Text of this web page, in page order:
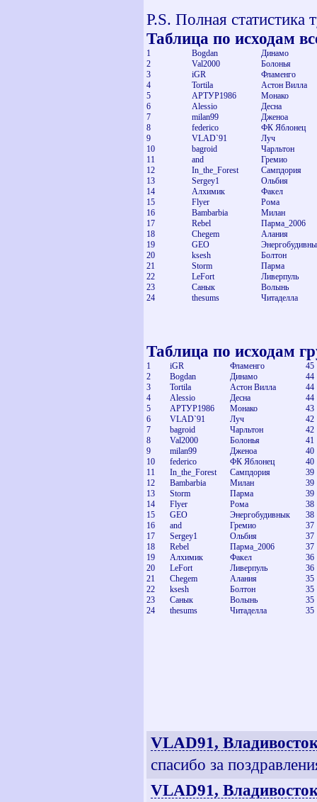
P.S. Полная статистика
Таблица по исходам
1 Bogdan
Динамо
2
Val2000
Болонья
3
iGR
Фламенго
4
Tortila
Астон Вилла
5
АРТУР1986
Монако
6
Alessio
Десна
7
milan99
Дженоа
8
federico
ФК Яблонец
9
VLAD`91
Луч
10
bagroid
Чарльтон
11
and
Гремио
12
In_the_Forest
Сампдория
13
Sergey1
Ольбия
14
Алхимик
Факел
15
Flyer
Рома
16
Bambarbia
Милан
17
Rebel
Парма_2006
18
Chegem
Алания
19
GEO
20
ksesh
Болтон
21
Storm
Парма
22
LeFort
Ливерпуль
23
Санык
Волынь
24
thesums Читаделла
Таблица по исходам
1 iGR Фламенго
45
2
Bogdan Динамо
44
3
Tortila Астон Вилла
44
4
Alessio Десна
44
5
АРТУР1986 Монако
43
6
VLAD`91 Луч
42
7
bagroid Чарльтон
42
8
Val2000 Болонья
41
9
milan99 Дженоа
40
10
federico ФК Яблонец
40
11
In_the_Forest Сампдория
39
12
Bambarbia Милан
39
13
Storm Парма
39
14
Flyer Рома
38
15
GEO Энергобудивнык
38
16
and Гремио
37
17
Sergey1 Ольбия
37
18
Rebel Парма_2006
37
19
Алхимик Факел
36
20
LeFort Ливерпуль
36
21
Chegem Алания
35
22
ksesh Болтон
35
23
Санык Волынь
35
24
thesums Читаделла 35
VLAD91,
спасибо за
VLAD91,